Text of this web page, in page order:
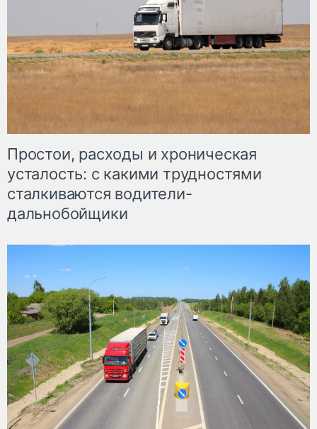
Простои, расходы и хроническая
усталость: с какими трудностями
сталкиваются водители-
дальнобойщики